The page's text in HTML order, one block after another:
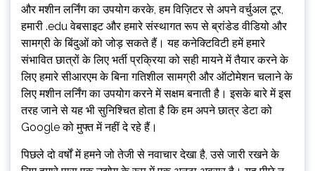
और मशीन लर्निंग का उपयोग करके, हम विज़िटर से अपने वर्चुअल टूर,
हमारी .edu वेबसाइट और हमारे संस्थागत रूप से ब्रांडेड वीडियो और
सामग्री के बिंदुओं को जोड़ सकते हैं। यह कनेक्टिविटी हमें हमारे
संभावित छात्रों के लिए भर्ती प्रक्रिया को सही मायने में तैयार करने के
लिए हमारे सीआरएम के बिना गतिशील सामग्री और ऑटोमेशन चलाने के
लिए मशीन लर्निंग का उपयोग करने में सक्षम बनाती है। इसके बारे में इस
तरह जाने से यह भी सुनिश्चित होता है कि हम अपने छात्र डेटा को
Google को मुफ्त में नहीं दे रहे हैं।
पिछले दो वर्षों में हमने जो तेजी से नवाचार देखा है, उसे जारी रखने के